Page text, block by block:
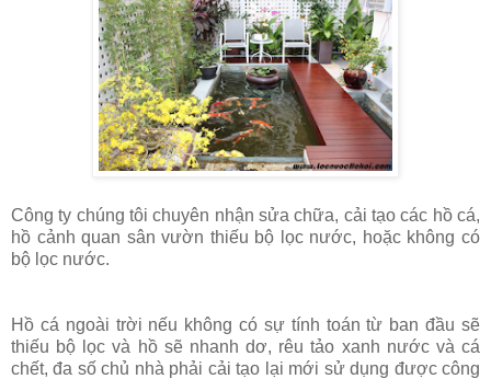
Công ty chúng tôi chuyên nhận sửa chữa, cải tạo các hồ cá,
hồ cảnh quan sân vườn thiếu bộ lọc nước, hoặc không có
bộ lọc nước.
Hồ cá ngoài trời nếu không có sự tính toán từ ban đầu sẽ
thiếu bộ lọc và hồ sẽ nhanh dơ, rêu tảo xanh nước và cá
chết, đa số chủ nhà phải cải tạo lại mới sử dụng được công